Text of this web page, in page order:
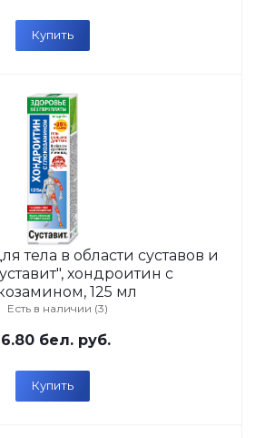
Купить
тела в области суставов и
хондроитин с
125 мл
Есть в наличии (3)
6.80 бел. руб.
Купить